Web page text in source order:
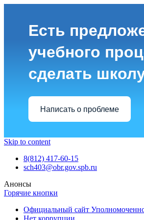
Есть
учебного
сделать
Написать о проблеме
Skip to content
8(812) 417-60-15
sch403@obr.gov.spb.ru
Анонсы
Горячие кнопки
Официальный сайт
Нет коррупции